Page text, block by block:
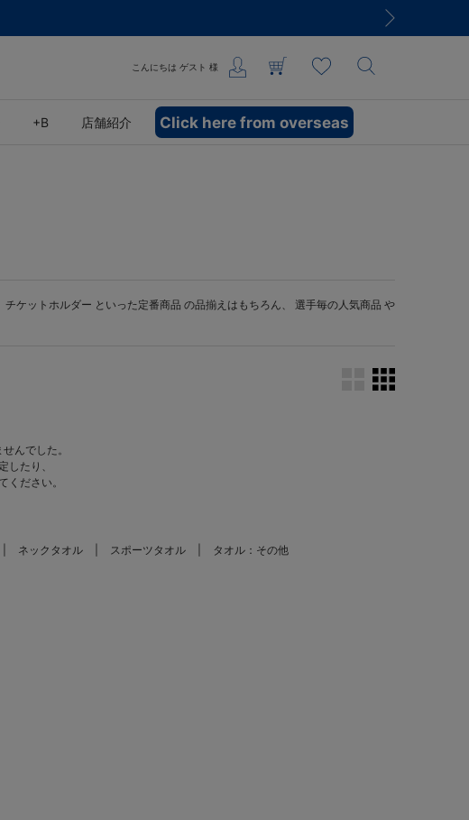
こんにちは ゲスト 様
+B 店舗紹介 Click here from overseas
チケットホルダー といった定番商品 の品揃えはもちろん、 選手毎の人気商品 や
んでした。
したり、
ください。
ネックタオル スポーツタオル タオル：その他